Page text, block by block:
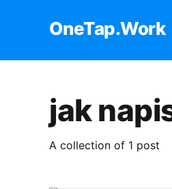
OneTap.Work
jak
A collection of 1 post